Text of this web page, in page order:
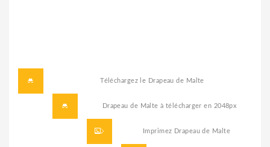
Téléchargez le Drapeau de Malte
Drapeau de Malte à télécharger en 2048px
Imprimez Drapeau de Malte